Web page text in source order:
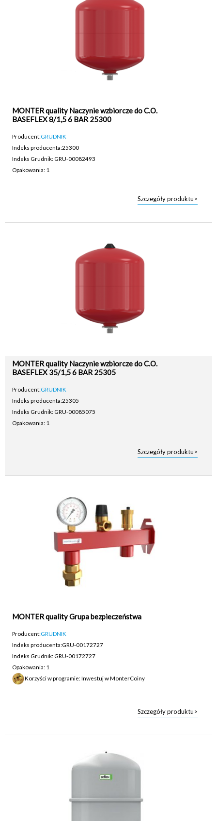
MONTER quality Naczynie wzbiorcze do C.O.
BASEFLEX 8/1,5 6 BAR 25300
Producent:GRUDNIK
Indeks producenta:25300
Indeks Grudnik: GRU-00082493
Opakowania: 1
Szczegóły produktu>
MONTER quality Naczynie wzbiorcze do C.O.
BASEFLEX 35/1,5 6 BAR 25305
Producent:GRUDNIK
Indeks producenta:25305
Indeks Grudnik: GRU-00085075
Opakowania: 1
Szczegóły produktu>
MONTER quality Grupa bezpieczeństwa
Producent:GRUDNIK
Indeks producenta:GRU-00172727
Indeks Grudnik: GRU-00172727
Opakowania: 1
Korzyści w programie: Inwestuj w MonterCoiny
Szczegóły produktu>